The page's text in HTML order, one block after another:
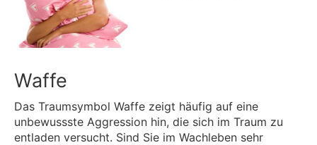
Waffe
Das Traumsymbol Waffe zeigt häufig auf eine
unbewussste Aggression hin, die sich im Traum zu
entladen versucht. Sind Sie im Wachleben sehr